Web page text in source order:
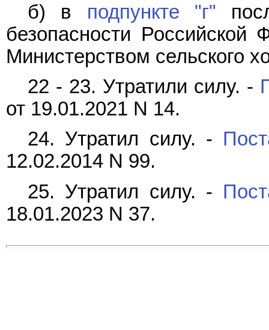
б) в подпункте "г"
безопасности
Министерством сельского
22 - 23. Утратили силу. -
от 19.01.2021 N 14.
24. Утратил силу. -
12.02.2014 N 99.
25. Утратил силу. -
18.01.2023 N 37.